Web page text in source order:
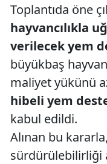
Toplantıda öne
hayvancılıkla
verilecek yem
büyükbaş
maliyet yükünü
hibeli yem
kabul edildi.
Alınan bu
sürdürülebilirliği